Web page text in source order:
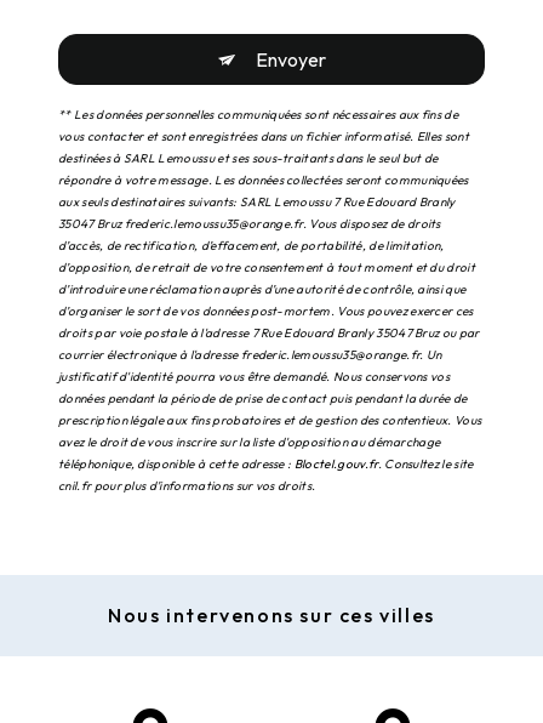
Envoyer
** Les données personnelles communiquées sont nécessaires aux fins de
vous contacter et sont enregistrées dans un fichier informatisé. Elles sont
destinées à SARL Lemoussu et ses sous-traitants dans le seul but de
répondre à votre message. Les données collectées seront communiquées
aux seuls destinataires suivants: SARL Lemoussu 7 Rue Edouard Branly
35047 Bruz frederic.lemoussu35@orange.fr. Vous disposez de droits
d’accès, de rectification, d’effacement, de portabilité, de limitation,
d’opposition, de retrait de votre consentement à tout moment et du droit
d’introduire une réclamation auprès d’une autorité de contrôle, ainsi que
d’organiser le sort de vos données post-mortem. Vous pouvez exercer ces
droits par voie postale à l'adresse 7 Rue Edouard Branly 35047 Bruz ou par
courrier électronique à l'adresse frederic.lemoussu35@orange.fr. Un
justificatif d'identité pourra vous être demandé. Nous conservons vos
données pendant la période de prise de contact puis pendant la durée de
prescription légale aux fins probatoires et de gestion des contentieux. Vous
avez le droit de vous inscrire sur la liste d'opposition au démarchage
téléphonique, disponible à cette adresse : Bloctel.gouv.fr. Consultez le site
cnil.fr pour plus d’informations sur vos droits.
Nous intervenons sur ces villes